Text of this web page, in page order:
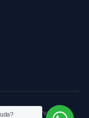
reservados